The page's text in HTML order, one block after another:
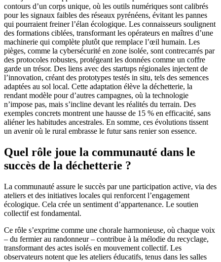
contours d’un corps unique, où les outils numériques sont calibrés
pour les signaux faibles des réseaux pyrénéens, évitant les pannes
qui pourraient freiner l’élan écologique. Les connaisseurs soulignent
des formations ciblées, transformant les opérateurs en maîtres d’une
machinerie qui complète plutôt que remplace l’œil humain. Les
pièges, comme la cybersécurité en zone isolée, sont contrecarrés par
des protocoles robustes, protégeant les données comme un coffre
garde un trésor. Des liens avec des startups régionales injectent de
l’innovation, créant des prototypes testés in situ, tels des semences
adaptées au sol local. Cette adaptation élève la déchetterie, la
rendant modèle pour d’autres campagnes, où la technologie
n’impose pas, mais s’incline devant les réalités du terrain. Des
exemples concrets montrent une hausse de 15 % en efficacité, sans
aliéner les habitudes ancestrales. En somme, ces évolutions tissent
un avenir où le rural embrasse le futur sans renier son essence.
Quel rôle joue la communauté dans le
succès de la déchetterie ?
La communauté assure le succès par une participation active, via des
ateliers et des initiatives locales qui renforcent l’engagement
écologique. Cela crée un sentiment d’appartenance. Le soutien
collectif est fondamental.
Ce rôle s’exprime comme une chorale harmonieuse, où chaque voix
– du fermier au randonneur – contribue à la mélodie du recyclage,
transformant des actes isolés en mouvement collectif. Les
observateurs notent que les ateliers éducatifs, tenus dans les salles